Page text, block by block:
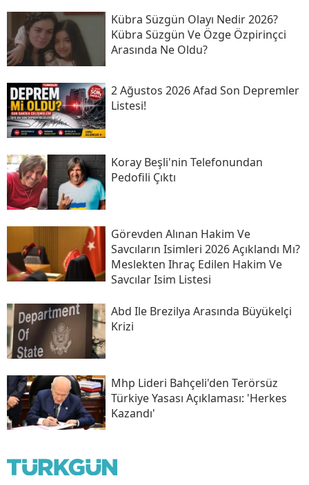
Kübra Süzgün Olayı Nedir 2026?
Kübra Süzgün Ve Özge Özpirinçci
Arasında Ne Oldu?
2 Ağustos 2026 Afad Son Depremler
Listesi!
Koray Beşli'nin Telefonundan
Pedofili Çıktı
Görevden Alınan Hakim Ve
Savcıların Isimleri 2026 Açıklandı Mı?
Meslekten Ihraç Edilen Hakim Ve
Savcılar Isim Listesi
Abd Ile Brezilya Arasında Büyükelçi
Krizi
Mhp Lideri Bahçeli'den Terörsüz
Türkiye Yasası Açıklaması: 'herkes
Kazandı'